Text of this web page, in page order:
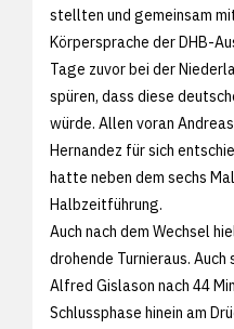
stellten und gemeinsam
Körpersprache der DHB-
Tage zuvor bei der
spüren, dass diese
würde. Allen voran
Hernandez für sich
hatte neben dem sechs
Halbzeitführung.
Auch nach dem Wechsel
drohende Turnieraus.
Alfred Gislason nach 44
Schlussphase hinein am